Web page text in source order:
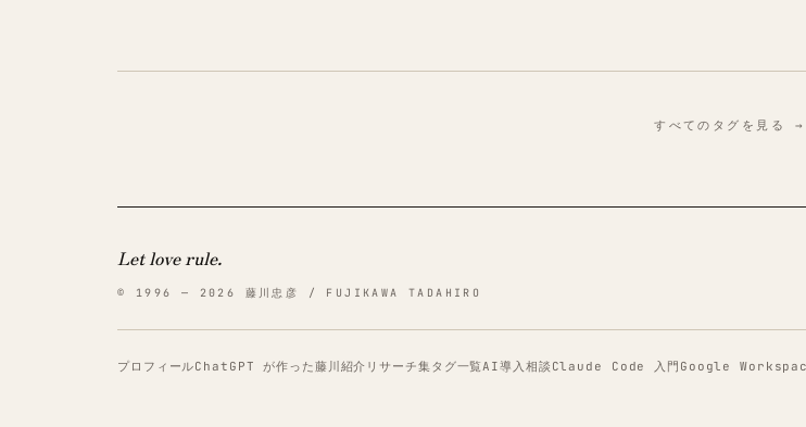
すべてのタグを見る →
Let love rule.
© 1996 — 2026 藤川忠彦 / FUJIKAWA TADAHIRO
プロフィールChatGPT が作った藤川紹介 リサーチ集 タグ一覧AI導入相談 Claude Code 入門 Google